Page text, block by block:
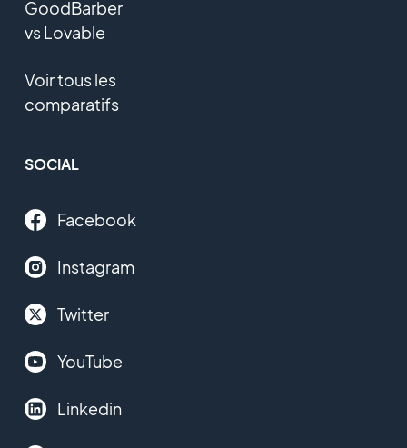
GoodBarber
vs Lovable
Voir tous les
comparatifs
SOCIAL
Facebook
Instagram
Twitter
YouTube
Linkedin